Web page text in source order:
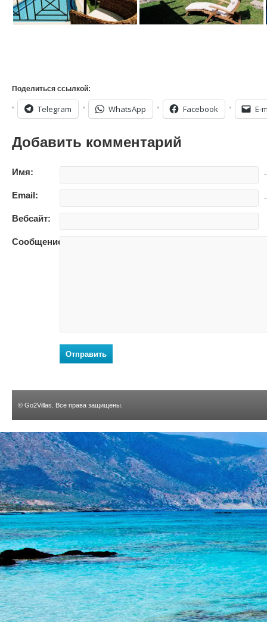
Поделиться ссылкой:
Telegram WhatsApp Facebook E-
Добавить комментарий
Имя:
Email:
Вебсайт:
Сообщение:
Отправить
© Go2Villas . Все права защищены.